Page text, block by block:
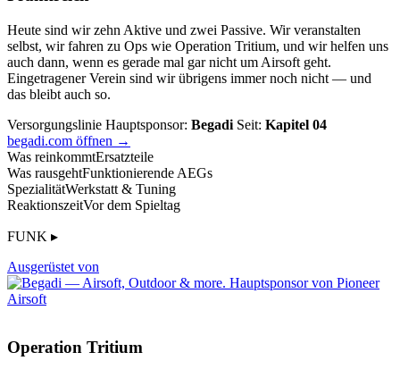
Heute sind wir zehn Aktive und zwei Passive. Wir veranstalten
selbst, wir fahren zu Ops wie Operation Tritium, und wir helfen uns
auch dann, wenn es gerade mal gar nicht um Airsoft geht.
Eingetragener Verein sind wir übrigens immer noch nicht — und
das bleibt auch so.
Versorgungslinie Hauptsponsor: Begadi Seit: Kapitel 04
begadi.com öffnen →
Was reinkommtErsatzteile
Was rausgehtFunktionierende AEGs
SpezialitätWerkstatt & Tuning
ReaktionszeitVor dem Spieltag
FUNK ▸
Ausgerüstet von
Operation Tritium